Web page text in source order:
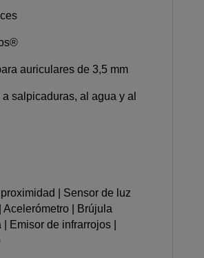
auriculares de 3,5 mm
salpicaduras, al agua y al
| Sensor de luz
Acelerómetro | Brújula
Emisor de infrarrojos |